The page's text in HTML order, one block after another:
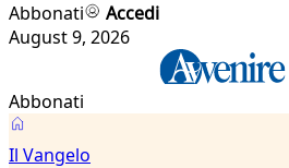
Abbonati
Accedi
August 9, 2026
Abbonati
Il Vangelo